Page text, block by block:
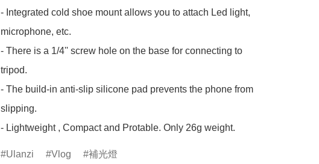
- Integrated cold shoe mount allows you to attach Led light,
microphone, etc.
- There is a 1/4'' screw hole on the base for connecting to
tripod.
- The build-in anti-slip silicone pad prevents the phone from
slipping.
- Lightweight , Compact and Protable. Only 26g weight.
Ulanzi Vlog 補光燈